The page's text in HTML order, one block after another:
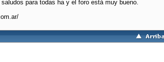
para todas ha y el foro está muy bueno.